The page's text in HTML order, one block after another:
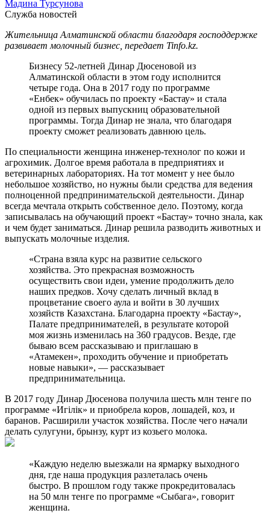
Мадина Турсунова
Служба новостей
Жительница Алматинской области благодаря господдержке
развивает молочный бизнес, передает Tinfo.kz.
Бизнесу 52-летней Динар Дюсеновой из
Алматинской области в этом году исполнится
четыре года. Она в 2017 году по программе
«Енбек» обучилась по проекту «Бастау» и стала
одной из первых выпускниц образовательной
программы. Тогда Динар не знала, что благодаря
проекту сможет реализовать давнюю цель.
По специальности женщина инженер-технолог по кожи и
агрохимик. Долгое время работала в предприятиях и
ветеринарных лабораториях. На тот момент у нее было
небольшое хозяйство, но нужны были средства для ведения
полноценной предпринимательской деятельности. Динар
всегда мечтала открыть собственное дело. Поэтому, когда
записывалась на обучающий проект «Бастау» точно знала, как
и чем будет заниматься. Динар решила разводить животных и
выпускать молочные изделия.
«Страна взяла курс на развитие сельского
хозяйства. Это прекрасная возможность
осуществить свои идеи, умение продолжить дело
наших предков. Хочу сделать личный вклад в
процветание своего аула и войти в 30 лучших
хозяйств Казахстана. Благодарна проекту «Бастау»,
Палате предпринимателей, в результате которой
моя жизнь изменилась на 360 градусов. Везде, где
бываю всем рассказываю и приглашаю в
«Атамекен», проходить обучение и приобретать
новые навыки», — рассказывает
предпринимательница.
В 2017 году Динар Дюсенова получила шесть млн тенге по
программе «Игілік» и приобрела коров, лошадей, коз, и
баранов. Расширили участок хозяйства. После чего начали
делать сулугуни, брынзу, курт из козьего молока.
«Каждую неделю выезжали на ярмарку выходного
дня, где наша продукция разлеталась очень
быстро. В прошлом году также прокредитовалась
на 50 млн тенге по программе «Сыбага», говорит
женщина.